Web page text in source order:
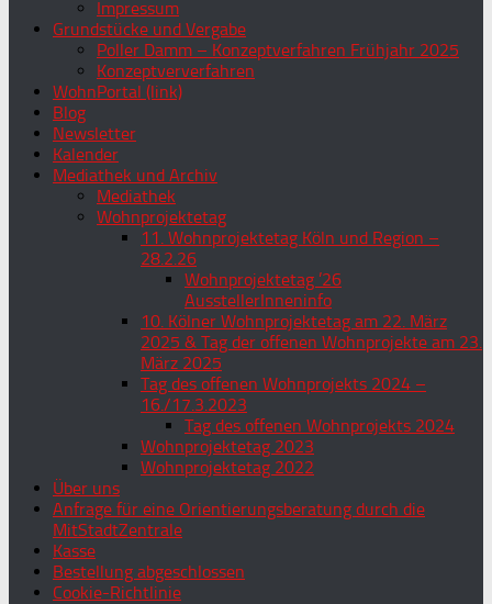
Impressum
Grundstücke und Vergabe
Poller Damm – Konzeptverfahren Frühjahr 2025
Konzeptververfahren
WohnPortal (link)
Blog
Newsletter
Kalender
Mediathek und Archiv
Mediathek
Wohnprojektetag
11. Wohnprojektetag Köln und Region –
28.2.26
Wohnprojektetag ’26
AusstellerInneninfo
10. Kölner Wohnprojektetag am 22. März
2025 & Tag der offenen Wohnprojekte am 23.
März 2025
Tag des offenen Wohnprojekts 2024 –
16./17.3.2023
Tag des offenen Wohnprojekts 2024
Wohnprojektetag 2023
Wohnprojektetag 2022
Über uns
Anfrage für eine Orientierungsberatung durch die
MitStadtZentrale
Kasse
Bestellung abgeschlossen
Cookie-Richtlinie